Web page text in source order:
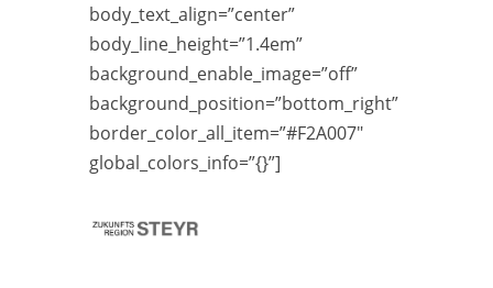
body_text_align=”center”
body_line_height=”1.4em”
background_enable_image=”off”
background_position=”bottom_right”
border_color_all_item=”#F2A007″
global_colors_info=”{}”]